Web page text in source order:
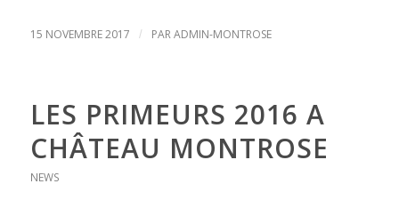
15 NOVEMBRE 2017 / PARADMIN-MONTROSE
LES PRIMEURS 2016 A
CHÂTEAU MONTROSE
NEWS